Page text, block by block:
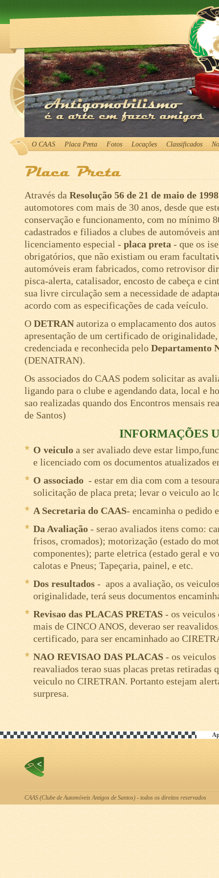
O CAAS Placa Preta Fotos Locações Classificados
Através daResolução 56 de 21 de maio de
automotores com mais de 30 anos, desde que
conservação e funcionamento, com no mínimo
cadastrados e filiados a clubes de automóveis
licenciamento especial -placa preta- que os
obrigatórios, que não existiam ou eram
automóveis eram fabricados, como retrovisor
pisca-alerta, catalisador, encosto de cabeça e
sua livre circulação sem a necessidade de
acordo com as especificações de cada veículo.
ODETRANautoriza o emplacamento dos autos
apresentação de um certificado de
credenciada e reconhecida peloDepartamento
(DENATRAN).
Os associados do CAAS podem solicitar as
ligando para o clube e agendando data, local e
sao realizadas quando dos Encontros mensais
de Santos)
INFORMAÇÕES
O veiculoa ser avaliado deve estar
e licenciado com os documentos atualizados
O associado- estar em dia com com a
solicitação de placa preta; levar o veiculo ao
A Secretaria do CAAS- encaminha o pedido
Da Avaliação- serao avaliados itens como:
frisos, cromados); motorização (estado do
componentes); parte eletrica (estado geral e
calotas e Pneus; Tapeçaria, painel, e etc.
Dos resultados- apos a avaliação, os
originalidade, terá seus documentos
Revisao das PLACAS PRETAS- os veiculos
mais de CINCO ANOS, deverao ser
certificado, para ser encaminhado ao
NAO REVISAO DAS PLACAS- os veiculos
reavaliados terao suas placas pretas retiradas
veiculo no CIRETRAN. Portanto estejam
surpresa.
CAAS (Clube de Automóveis Antigos de Santos) - todos os direitos reservados